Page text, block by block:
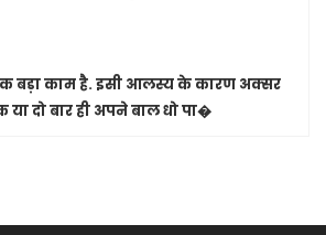
बड़ा काम है. इसी आलस्य के कारण अक्सर
दो बार ही अपने बाल धो पा�